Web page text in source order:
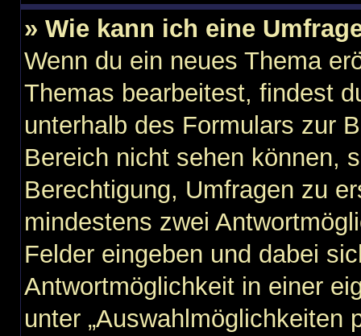
» Wie kann ich eine
Wenn du ein neues Thema
Themas bearbeitest, findest
unterhalb des Formulars zur
Bereich nicht sehen können,
Berechtigung, Umfragen zu
mindestens zwei
Felder eingeben und dabei
Antwortmöglichkeit in einer
unter „Auswahlmöglichkeiten